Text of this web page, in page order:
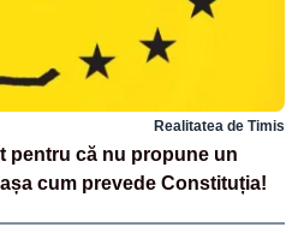
Realitatea de Timis
pentru că nu propune un
cum prevede Constituția!